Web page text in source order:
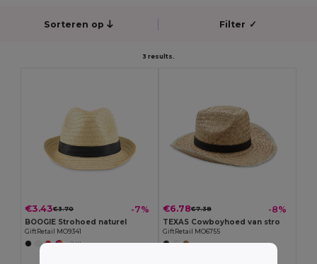
Sorteren op Filter ✓
3 results.
€3.43€3.70 -7%
BOOGIE Strohoed naturel
GiftRetail MO9341
+2 Kleuren
€6.78€7.38 -8%
TEXAS Cowboyhoed van stro
GiftRetail MO6755